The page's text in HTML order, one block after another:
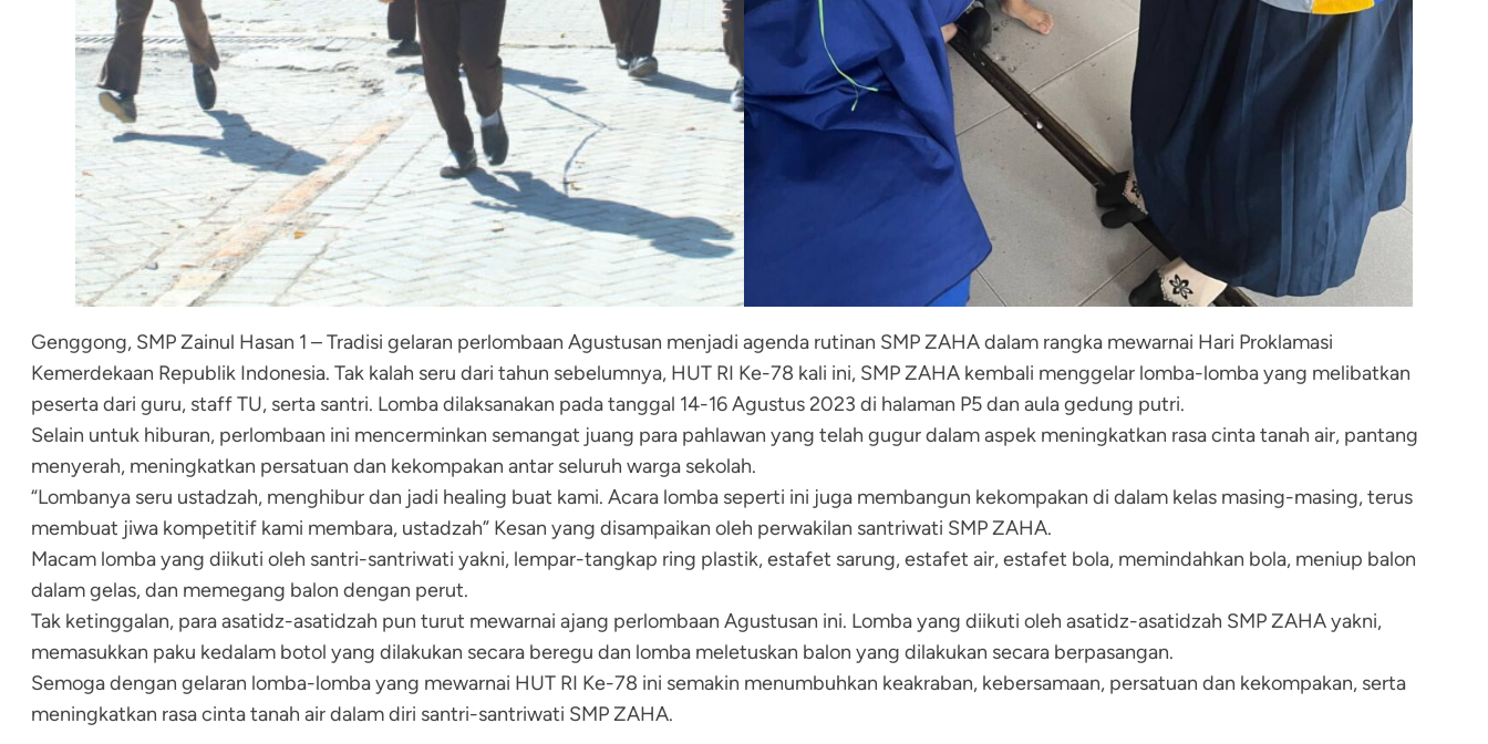
Genggong, SMP Zainul Hasan 1 – Tradisi gelaran perlombaan Agustusan menjadi agenda rutinan SMP ZAHA dalam rangka mewarnai Hari Proklamasi
Kemerdekaan Republik Indonesia. Tak kalah seru dari tahun sebelumnya, HUT RI Ke-78 kali ini, SMP ZAHA kembali menggelar lomba-lomba yang melibatkan
peserta dari guru, staff TU, serta santri. Lomba dilaksanakan pada tanggal 14-16 Agustus 2023 di halaman P5 dan aula gedung putri.
Selain untuk hiburan, perlombaan ini mencerminkan semangat juang para pahlawan yang telah gugur dalam aspek meningkatkan rasa cinta tanah air, pantang
menyerah, meningkatkan persatuan dan kekompakan antar seluruh warga sekolah.
“Lombanya seru ustadzah, menghibur dan jadi healing buat kami. Acara lomba seperti ini juga membangun kekompakan di dalam kelas masing-masing, terus
membuat jiwa kompetitif kami membara, ustadzah” Kesan yang disampaikan oleh perwakilan santriwati SMP ZAHA.
Macam lomba yang diikuti oleh santri-santriwati yakni, lempar-tangkap ring plastik, estafet sarung, estafet air, estafet bola, memindahkan bola, meniup balon
dalam gelas, dan memegang balon dengan perut.
Tak ketinggalan, para asatidz-asatidzah pun turut mewarnai ajang perlombaan Agustusan ini. Lomba yang diikuti oleh asatidz-asatidzah SMP ZAHA yakni,
memasukkan paku kedalam botol yang dilakukan secara beregu dan lomba meletuskan balon yang dilakukan secara berpasangan.
Semoga dengan gelaran lomba-lomba yang mewarnai HUT RI Ke-78 ini semakin menumbuhkan keakraban, kebersamaan, persatuan dan kekompakan, serta
meningkatkan rasa cinta tanah air dalam diri santri-santriwati SMP ZAHA.